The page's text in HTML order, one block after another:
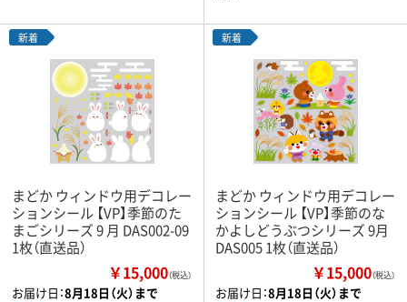
新着
まどか ウィンドウ用デコレー
ションシール 【VP】季節のた
まごシリーズ 9 月 DAS002-09
1枚（直送品）
￥15,000（税込）
お届け日：8月18日（火）まで
新着
まどか ウィンドウ用デコレー
ションシール 【VP】季節のな
かよしどうぶつシリーズ 9月
DAS005 1枚（直送品）
￥15,000（税込）
お届け日：8月18日（火）まで